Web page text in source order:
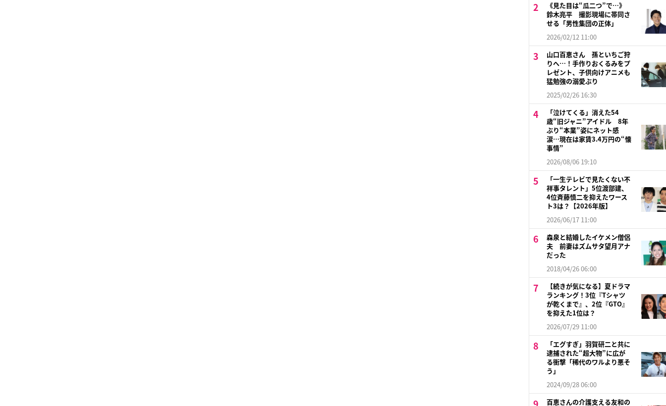
《見た目は“瓜二つ”で…》
鈴木亮平 撮影現場に帯同さ
せる「男性集団の正体」
2026/02/12 11:00
山口百恵さん 孫といちご狩
りへ…！手作りおくるみをプ
レゼント、子供向けアニメも
猛勉強の溺愛ぶり
2025/02/26 16:30
「泣けてくる」消えた54
歳“旧ジャニ”アイドル 8年
ぶり“本業”姿にネット感
涙…現在は家賃3.4万円の“懐
事情”
2026/08/06 19:10
「一生テレビで見たくない不
祥事タレント」5位渡部建、
4位斉藤慎二を抑えたワース
ト3は？【2026年版】
2026/06/17 11:00
森泉と結婚したイケメン僧侶
夫 前妻はズムサタ望月アナ
だった
2018/04/26 06:00
【続きが気になる】夏ドラマ
ランキング！3位『Tシャツ
が乾くまで』、2位『GTO』
を抑えた1位は？
2026/07/29 11:00
「エグすぎ」羽賀研二と共に
逮捕された“超大物”に広が
る衝撃「稀代のワルより悪そ
う」
2024/09/28 06:00
百恵さんの介護支える友和の